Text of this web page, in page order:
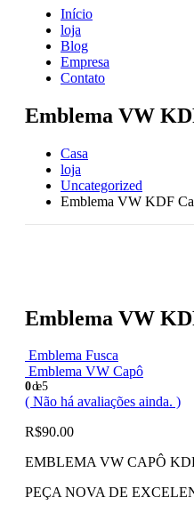
Início
loja
Blog
Empresa
Contato
Emblema VW
Casa
loja
Uncategorized
Emblema VW KDF
Emblema VW
Emblema Fusca
Emblema VW Capô
0de 5
( Não há avaliações ainda. )
R$90.00
EMBLEMA VW CAPÔ
PEÇA NOVA DE